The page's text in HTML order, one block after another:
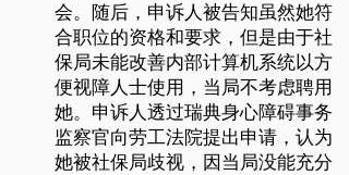
会。随后，申诉人被告知虽然她符
合职位的资格和要求，但是由于社
保局未能改善内部计算机系统以方
便视障人士使用，当局不考虑聘用
她。申诉人透过瑞典身心障碍事务
监察官向劳工法院提出申请，认为
她被社保局歧视，因当局没能充分